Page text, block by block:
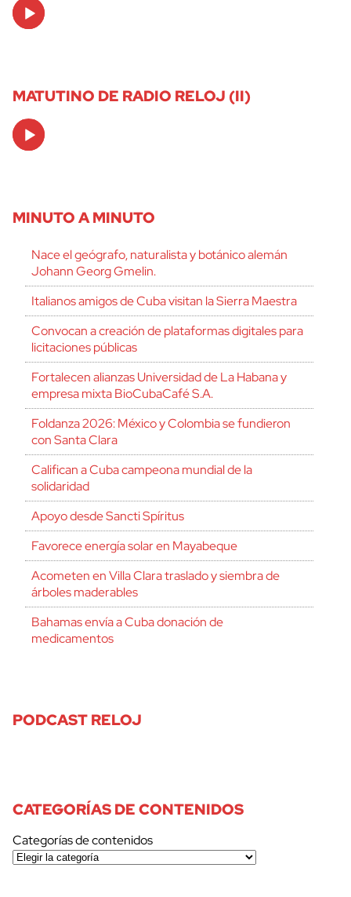
Audio
Player
MATUTINO DE RADIO RELOJ (II)
Audio
Player
MINUTO A MINUTO
Nace el geógrafo, naturalista y botánico alemán
Johann Georg Gmelin.
Italianos amigos de Cuba visitan la Sierra Maestra
Convocan a creación de plataformas digitales para
licitaciones públicas
Fortalecen alianzas Universidad de La Habana y
empresa mixta BioCubaCafé S.A.
Foldanza 2026: México y Colombia se fundieron
con Santa Clara
Califican a Cuba campeona mundial de la
solidaridad
Apoyo desde Sancti Spíritus
Favorece energía solar en Mayabeque
Acometen en Villa Clara traslado y siembra de
árboles maderables
Bahamas envía a Cuba donación de
medicamentos
PODCAST RELOJ
CATEGORÍAS DE CONTENIDOS
Categorías de contenidos